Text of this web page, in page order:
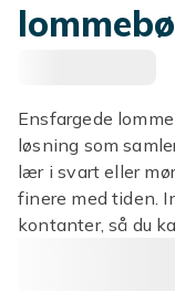
Ensfargede
løsning som
lær i svart eller
finere med tiden.
kontanter, så du